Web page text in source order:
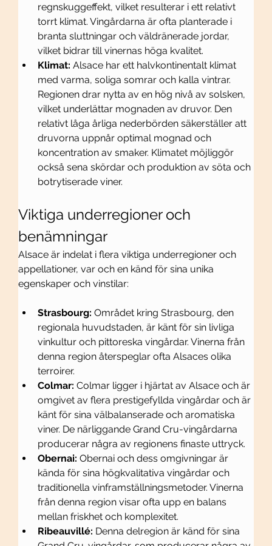
regnskuggeffekt, vilket resulterar i ett relativt
torrt klimat. Vingårdarna är ofta planterade i
branta sluttningar och väldränerade jordar,
vilket bidrar till vinernas höga kvalitet.
Klimat: Alsace har ett halvkontinentalt klimat
med varma, soliga somrar och kalla vintrar.
Regionen drar nytta av en hög nivå av solsken,
vilket underlättar mognaden av druvor. Den
relativt låga årliga nederbörden säkerställer att
druvorna uppnår optimal mognad och
koncentration av smaker. Klimatet möjliggör
också sena skördar och produktion av söta och
botrytiserade viner.
Viktiga underregioner och
benämningar
Alsace är indelat i flera viktiga underregioner och
appellationer, var och en känd för sina unika
egenskaper och vinstilar:
Strasbourg: Området kring Strasbourg, den
regionala huvudstaden, är känt för sin livliga
vinkultur och pittoreska vingårdar. Vinerna från
denna region återspeglar ofta Alsaces olika
terroirer.
Colmar: Colmar ligger i hjärtat av Alsace och är
omgivet av flera prestigefyllda vingårdar och är
känt för sina välbalanserade och aromatiska
viner. De närliggande Grand Cru-vingårdarna
producerar några av regionens finaste uttryck.
Obernai: Obernai och dess omgivningar är
kända för sina högkvalitativa vingårdar och
traditionella vinframställningsmetoder. Vinerna
från denna region visar ofta upp en balans
mellan friskhet och komplexitet.
Ribeauvillé: Denna delregion är känd för sina